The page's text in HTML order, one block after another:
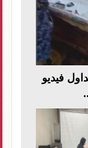
بعد تداول فيديو